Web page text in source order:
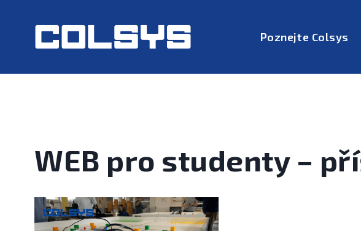
Poznejte Colsys
WEB pro studenty –